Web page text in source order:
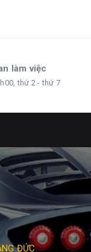
làm việc
thứ 2 - thứ 7
ĐỨC